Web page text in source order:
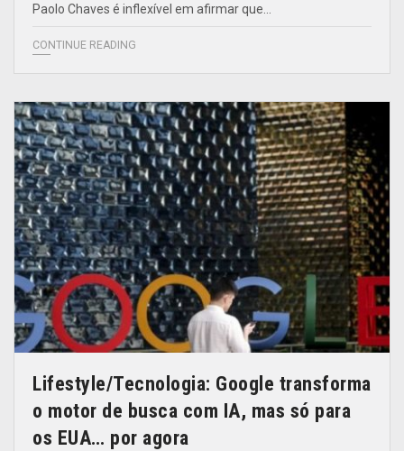
Paolo Chaves é inflexível em afirmar que…
CONTINUE READING
Lifestyle/Tecnologia: Google transforma
o motor de busca com IA, mas só para
os EUA… por agora